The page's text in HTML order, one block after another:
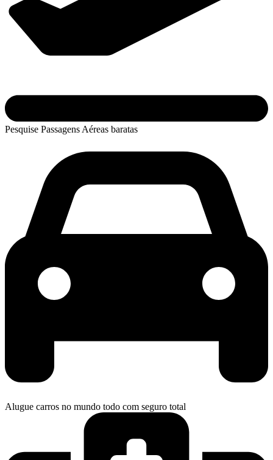
Pesquise Passagens Aéreas baratas
Alugue carros no mundo todo com seguro total